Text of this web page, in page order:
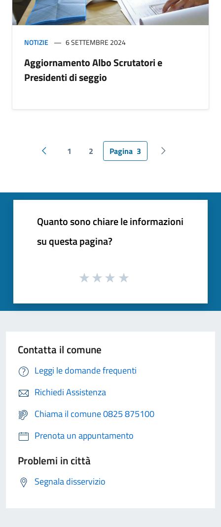
NOTIZIE 6 SETTEMBRE 2024
Aggiornamento Albo Scrutatori e
Presidenti di seggio
Pagina precedente
1 2 Pagina 3
Pagina
Quanto sono chiare le informazioni
su questa pagina?
Contatta il comune
Leggi le domande frequenti
Richiedi Assistenza
Chiama il comune 0825 875100
Prenota un appuntamento
Problemi in città
Segnala disservizio